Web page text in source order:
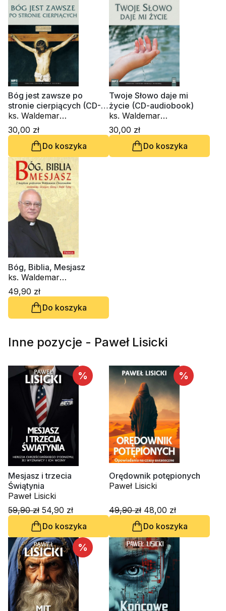
Bóg jest zawsze po
stronie cierpiących (CD-
mp3 audiobook)
ks. Waldemar
Chrostowski, o. Augustyn
Pelanowski, Ryszard
Wróbel OFMConv, ks.
Krzysztof Wons SDS
30,00 zł
Do koszyka
Twoje Słowo daje mi
życie (CD-audiobook)
ks. Waldemar
Chrostowski, ks. Mirosław
Stanisław Wróbel, ks.
Krzysztof Wons SDS, ks.
Piotr Szyrszeń SDS
30,00 zł
Do koszyka
Bóg, Biblia, Mesjasz
ks. Waldemar
Chrostowski
49,90 zł
Do koszyka
Inne pozycje - Paweł Lisicki
%
Mesjasz i trzecia
Świątynia
Paweł Lisicki
59,90 zł 54,90 zł
Do koszyka
%
Orędownik potępionych
Paweł Lisicki
49,90 zł 48,00 zł
Do koszyka
%